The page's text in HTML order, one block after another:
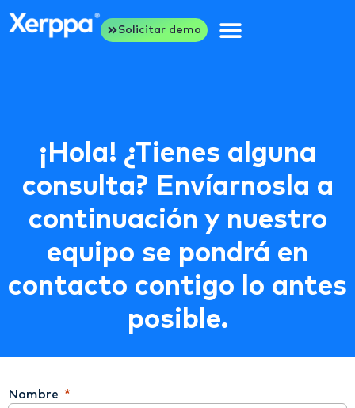
Solicitar demo
¡Hola! ¿Tienes alguna
consulta? Envíarnosla a
continuación y nuestro
equipo se pondrá en
contacto contigo lo antes
posible.
Nombre